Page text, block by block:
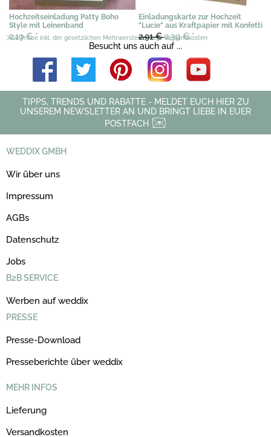
Hochzeitseinladung Patty Boho
Style mit Leinenband
2,19 €*
Einladungskarte zur Hochzeit
"Lucie" aus Kraftpapier mit Konfetti
2,91 €2,39 €*
*Alle Preise inkl. der gesetzlichen Mehrwersteuer, zzgl. Versandkosten
Besucht uns auch auf ...
TIPPS, TRENDS UND RABATTE - MELDET EUCH HIER ZU
UNSEREM NEWSLETTER AN UND BRINGT LIEBE IN EUER
POSTFACH
WEDDIX GMBH
Wir über uns
Impressum
AGBs
Datenschutz
Jobs
B2B SERVICE
Werben auf weddix
PRESSE
Presse-Download
Presseberichte über weddix
MEHR INFOS
Lieferung
Versandkosten